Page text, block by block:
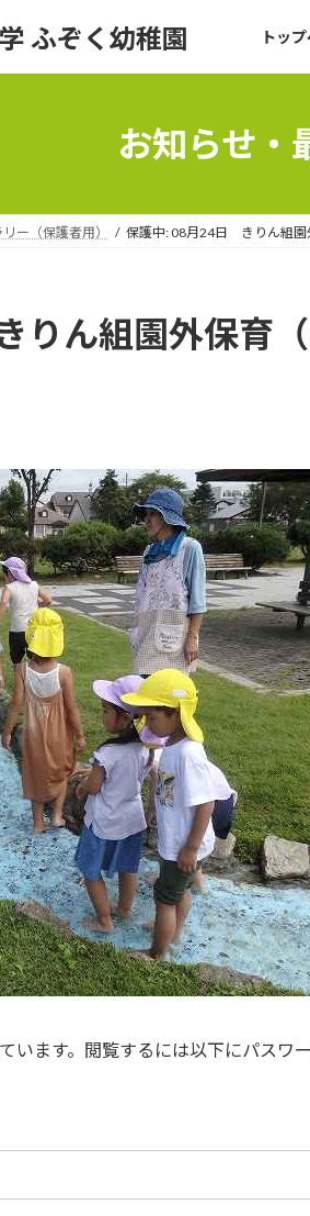
ふぞく幼稚園 トッ
お知らせ・
ー（保護者用） 保護中: 08月24日 きりん組園
ん組園外保育
います。閲覧するには以下にパスワ